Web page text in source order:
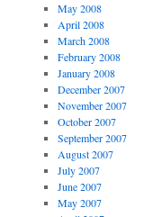
May 2008
April 2008
March 2008
February 2008
January 2008
December 2007
November 2007
October 2007
September 2007
August 2007
July 2007
June 2007
May 2007